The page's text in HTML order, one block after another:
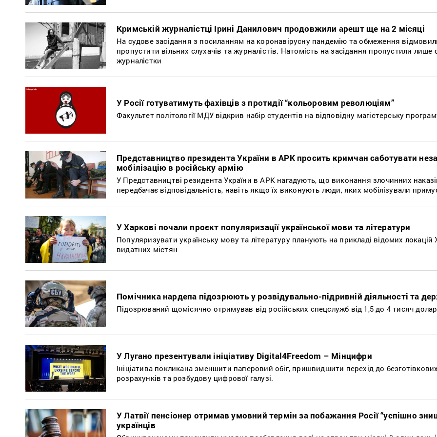
Кримській журналістці Ірині Данилович продовжили арешт ще на 2 місяці
На судове засідання з посиланням на коронавірусну пандемію та обмеження
пропустити вільних слухачів та журналістів. Натомість на засідання пропустили лише
журналістки
У Росії готуватимуть фахівців з протидії “кольоровим революціям”
Факультет політології МДУ відкрив набір студентів на відповідну магістерську
Представництво президента України в АРК просить кримчан саботувати
мобілізацію в російську армію
У Представництві резидента України в АРК нагадують, що виконання злочинних
передбачає відповідальність, навіть якщо їх виконують люди, яких мобілізували
У Харкові почали проєкт популяризації української мови та літератури
Популяризувати українську мову та літературу планують на прикладі відомих локацій
видатних містян
Помічника нардепа підозрюють у розвідувально-підривній діяльності та
Підозрюваний щомісячно отримував від російських спецслужб від 1,5 до 4 тисяч
У Лугано презентували ініціативу Digital4Freedom – Мінцифри
Ініціатива покликана зменшити паперовий обіг, пришвидшити перехід до безготівкових
розрахунків та розбудову цифрової галузі.
У Латвії пенсіонер отримав умовний термін за побажання Росії “успішно
українців